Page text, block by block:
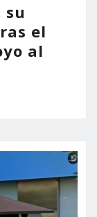
su
el
al